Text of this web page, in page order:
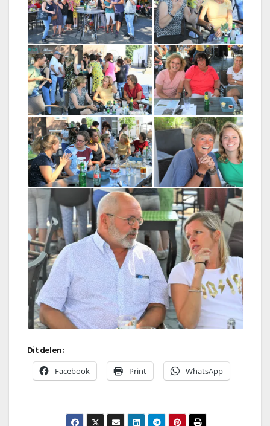
Dit delen:
Facebook Print WhatsApp